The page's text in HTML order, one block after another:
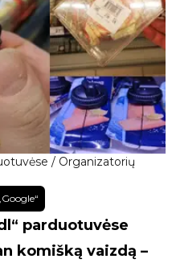
/ Organizatorių
parduotuvėse
komišką vaizdą –